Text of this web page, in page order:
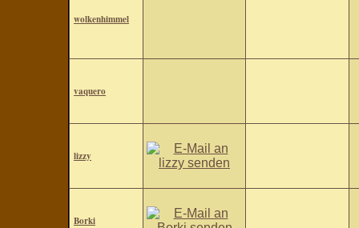
wolkenhimmel
vaquero
lizzy
Borki